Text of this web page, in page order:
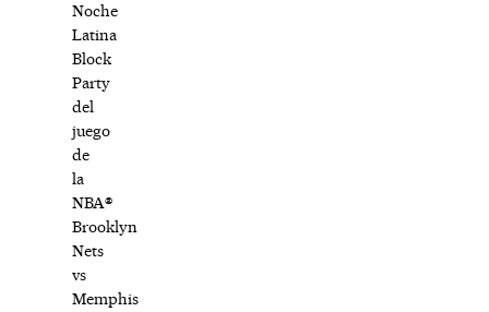
Noche
Latina
Block
Party
del
juego
de
la
NBA®
Brooklyn
Nets
vs
Memphis